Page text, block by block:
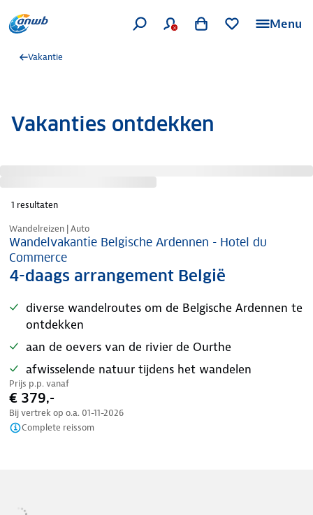
Menu
Vakantie
Vakanties ontdekken
1 resultaten
Nazomer korting
Wandelreizen | Auto
Wandelvakantie Belgische Ardennen - Hotel du
Commerce
4-daags arrangement België
diverse wandelroutes om de Belgische Ardennen te
ontdekken
aan de oevers van de rivier de Ourthe
afwisselende natuur tijdens het wandelen
Prijs p.p. vanaf
€ 379,-
Bij vertrek op o.a. 01-11-2026
Complete reissom